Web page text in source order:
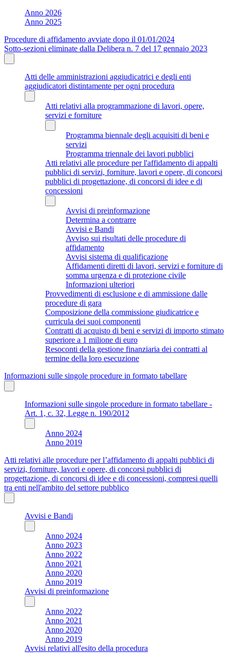
Anno 2026
Anno 2025
Procedure di affidamento avviate dopo il 01/01/2024
Sotto-sezioni eliminate dalla Delibera n. 7 del 17 gennaio 2023
Atti delle amministrazioni aggiudicatrici e degli enti
aggiudicatori distintamente per ogni procedura
Atti relativi alla programmazione di lavori, opere,
servizi e forniture
Programma biennale degli acquisiti di beni e
servizi
Programma triennale dei lavori pubblici
Atti relativi alle procedure per l'affidamento di appalti
pubblici di servizi, forniture, lavori e opere, di concorsi
pubblici di progettazione, di concorsi di idee e di
concessioni
Avvisi di preinformazione
Determina a contrarre
Avvisi e Bandi
Avviso sui risultati delle procedure di
affidamento
Avvisi sistema di qualificazione
Affidamenti diretti di lavori, servizi e forniture di
somma urgenza e di protezione civile
Informazioni ulteriori
Provvedimenti di esclusione e di ammissione dalle
procedure di gara
Composizione della commissione giudicatrice e
curricula dei suoi componenti
Contratti di acquisto di beni e servizi di importo stimato
superiore a 1 milione di euro
Resoconti della gestione finanziaria dei contratti al
termine della loro esecuzione
Informazioni sulle singole procedure in formato tabellare
Informazioni sulle singole procedure in formato tabellare -
Art. 1, c. 32, Legge n. 190/2012
Anno 2024
Anno 2019
Atti relativi alle procedure per l’affidamento di appalti pubblici di
servizi, forniture, lavori e opere, di concorsi pubblici di
progettazione, di concorsi di idee e di concessioni, compresi quelli
tra enti nell'ambito del settore pubblico
Avvisi e Bandi
Anno 2024
Anno 2023
Anno 2022
Anno 2021
Anno 2020
Anno 2019
Avvisi di preinformazione
Anno 2022
Anno 2021
Anno 2020
Anno 2019
Avvisi relativi all'esito della procedura